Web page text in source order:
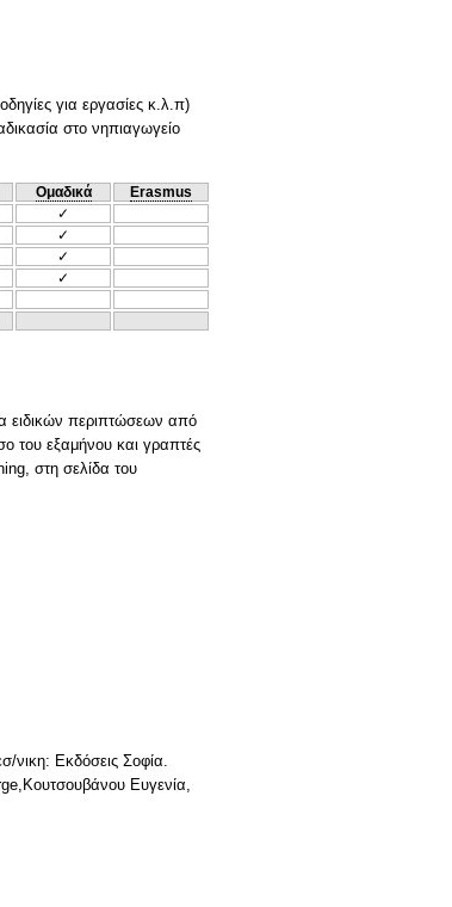
για εργασίες κ.λ.π)
στο νηπιαγωγείο
Ομαδικά
Erasmus
✓
✓
✓
✓
ειδικών περιπτώσεων από
του εξαμήνου και γραπτές
στη σελίδα του
Εκδόσεις Σοφία.
Ευγενία,